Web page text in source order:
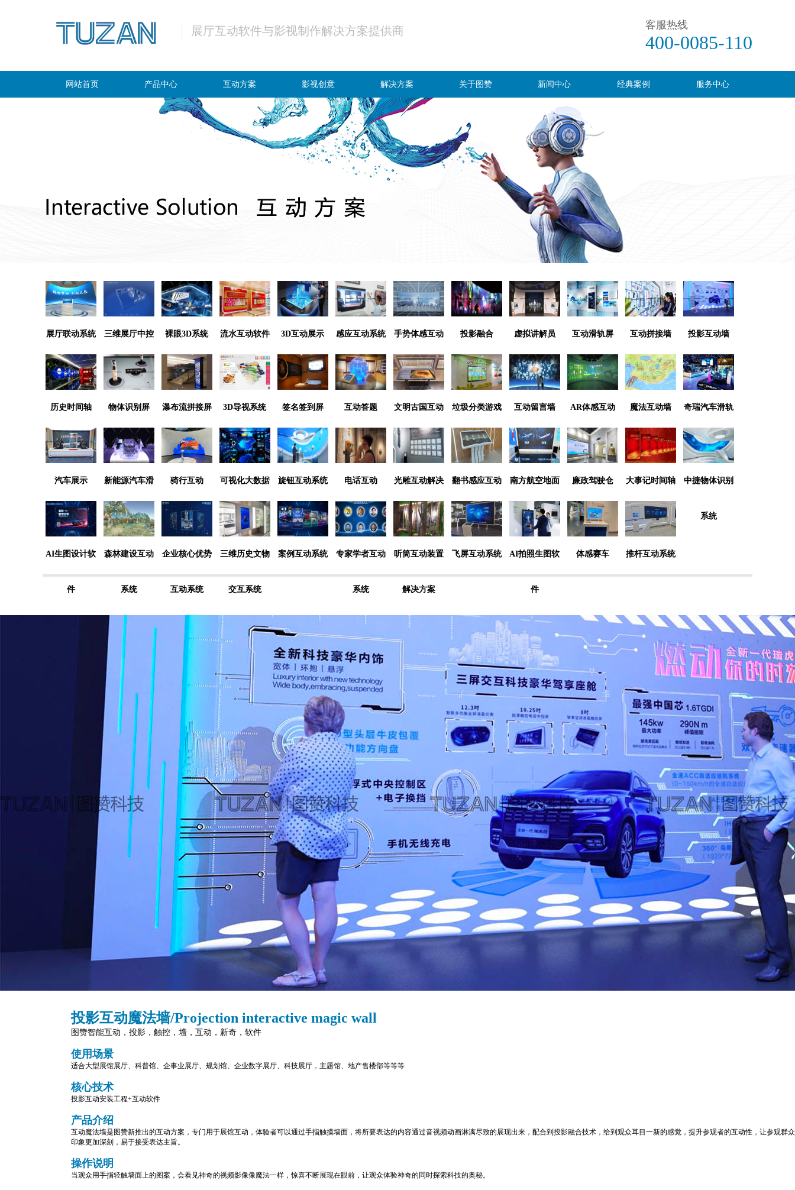
展厅互动软件与影视制作解决方案提供商 客服热线
400-0085-110
网站首页 产品中心 互动方案 影视创意 解决方案 关于图赞 新闻中心 经典案例 服务中心
展厅联动系统 三维展厅中控
系统
裸眼3D系统 流水互动软件 3D互动展示 感应互动系统 手势体感互动 投影融合 虚拟讲解员 互动滑轨屏 互动拼接墙 投影互动墙
历史时间轴 物体识别屏 瀑布流拼接屏 3D导视系统 签名签到屏 互动答题 文明古国互动 垃圾分类游戏 互动留言墙 AR体感互动 魔法互动墙 奇瑞汽车滑轨
联动系统
汽车展示 新能源汽车滑
轨屏系统
骑行互动 可视化大数据 旋钮互动系统 电话互动 光雕互动解决 翻书感应互动 南方航空地面 廉政驾驶仓 大事记时间轴 中捷物体识别
系统
AI生图设计软
件
森林建设互动
系统
企业核心优势
互动系统
三维历史文物
交互系统
案例互动系统 专家学者互动
系统
听筒互动装置
解决方案
飞屏互动系统 AI拍照生图软
件
体感赛车 推杆互动系统
投影互动魔法墙/Projection interactive magic wall
图赞智能互动，投影，触控，墙，互动，新奇，软件
使用场景
适合大型展馆展厅、科普馆、企事业展厅、规划馆、企业数字展厅、科技展厅，主题馆、地产售楼部等等等
核心技术
投影互动安装工程+互动软件
产品介绍
互动魔法墙是图赞新推出的互动方案，专门用于展馆互动，体验者可以通过手指触摸墙面，将所要表达的内容通过音视频动画淋漓尽致的展现出来，配合到投影融合技术，给到观众耳目一新的感觉，提升参观者的互动性，让参观群众
印象更加深刻，易于接受表达主旨。
操作说明
当观众用手指轻触墙面上的图案，会看见神奇的视频影像像魔法一样，惊喜不断展现在眼前，让观众体验神奇的同时探索科技的奥秘。